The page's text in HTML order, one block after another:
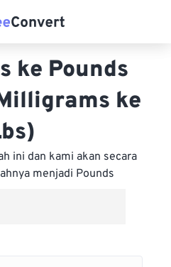
ke Pounds
ke
ini dan kami akan secara
menjadi Pounds